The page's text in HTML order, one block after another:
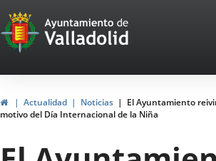
Portal
Web
del
Ayuntamiento
de
HomeActualidad Noticias
El Ayuntamiento
motivo del Día Internacional de la Niña